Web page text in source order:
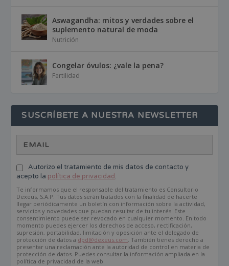
Aswagandha: mitos y verdades sobre el
suplemento natural de moda
Nutrición
Congelar óvulos: ¿vale la pena?
Fertilidad
SUSCRÍBETE A NUESTRA NEWSLETTER
Autorizo el tratamiento de mis datos de contacto y
acepto la política de privacidad.
Te informamos que el responsable del tratamiento es Consultorio
Dexeus, S.A.P. Tus datos serán tratados con la finalidad de hacerte
llegar periódicamente un boletín con información sobre la actividad,
servicios y novedades que puedan resultar de tu interés. Este
consentimiento puede ser revocado en cualquier momento. En todo
momento puedes ejercer los derechos de acceso, rectificación,
supresión, portabilidad, limitación y oposición ante el delegado de
protección de datos a dpd@dexeus.com. También tienes derecho a
presentar una reclamación ante la autoridad de control en materia de
protección de datos. Puedes consultar la información ampliada en la
política de privacidad de la web.